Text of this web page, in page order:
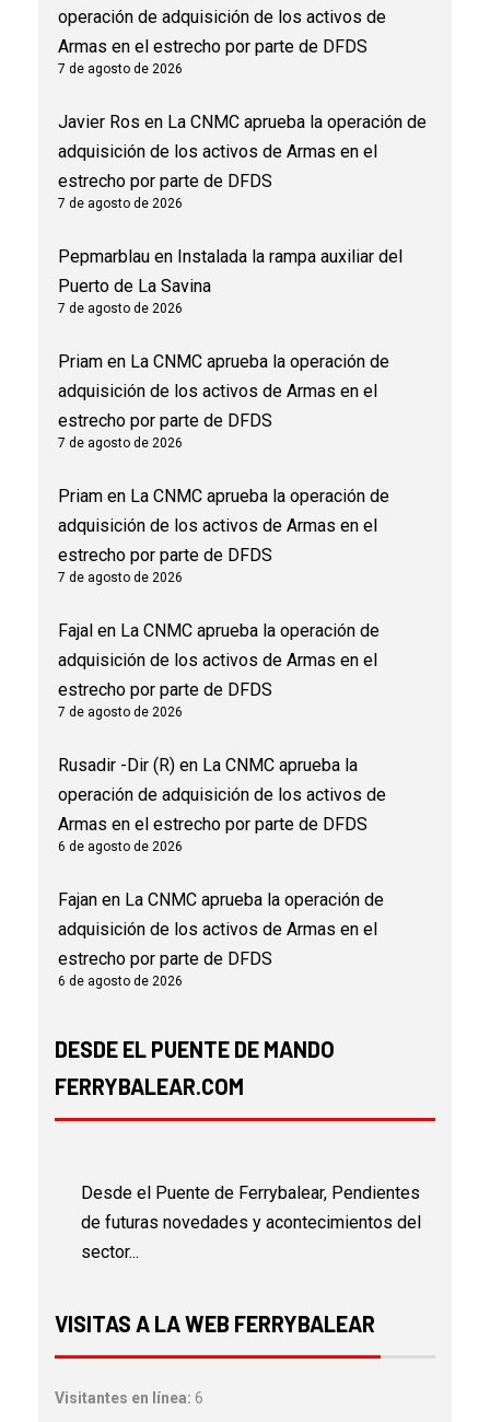
operación de adquisición de los activos de
Armas en el estrecho por parte de DFDS
7 de agosto de 2026
Javier Ros en La CNMC aprueba la operación de
adquisición de los activos de Armas en el
estrecho por parte de DFDS
7 de agosto de 2026
Pepmarblau en Instalada la rampa auxiliar del
Puerto de La Savina
7 de agosto de 2026
Priam en La CNMC aprueba la operación de
adquisición de los activos de Armas en el
estrecho por parte de DFDS
7 de agosto de 2026
Priam en La CNMC aprueba la operación de
adquisición de los activos de Armas en el
estrecho por parte de DFDS
7 de agosto de 2026
Fajal en La CNMC aprueba la operación de
adquisición de los activos de Armas en el
estrecho por parte de DFDS
7 de agosto de 2026
Rusadir -Dir (R) en La CNMC aprueba la
operación de adquisición de los activos de
Armas en el estrecho por parte de DFDS
6 de agosto de 2026
Fajan en La CNMC aprueba la operación de
adquisición de los activos de Armas en el
estrecho por parte de DFDS
6 de agosto de 2026
DESDE EL PUENTE DE MANDO
FERRYBALEAR.COM
Desde el Puente de Ferrybalear, Pendientes
de futuras novedades y acontecimientos del
sector...
VISITAS A LA WEB FERRYBALEAR
Visitantes en línea: 6